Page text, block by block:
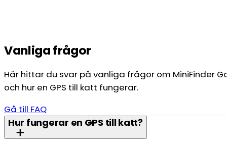
Vanliga frågor
Här hittar du svar på vanliga frågor om MiniFinder
och hur en GPS till katt fungerar.
Gå till FAQ
Hur fungerar en GPS till katt?